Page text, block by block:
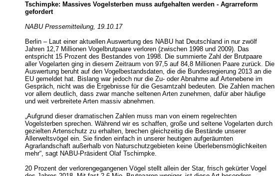
Tschimpke: Massives Vogelsterben muss aufgehalten werden - Agrarreform
gefordert
NABU Pressemitteilung, 19.10.17
Berlin – Laut einer aktuellen Auswertung des NABU hat Deutschland in nur zwölf
Jahren 12,7 Millionen Vogelbrutpaare verloren (zwischen 1998 und 2009). Das
entspricht 15 Prozent des Bestandes von 1998. Die summierte Zahl der Brutpaare
aller Vogelarten ging in diesem Zeitraum von 97,5 auf 84,8 Millionen Paare zurück. Die
Auswertung beruht auf den Vogelbestandsdaten, die die Bundesregierung 2013 an die
EU gemeldet hat. Bislang war jedoch nur die Zu- oder Abnahme auf Artenebene im
Gespräch, nicht was die Ergebnisse für die Gesamtzahl bedeuten. Die Zahlen machen
vor allem deutlich, dass zwar manche seltenen Arten zunehmen, dafür aber häufige
und weit verbreitete Arten massiv abnehmen.
„Aufgrund dieser dramatischen Zahlen muss man von einem regelrechten
Vogelsterben sprechen. Während wir es schaffen, große und seltene Vogelarten durch
gezielten Artenschutz zu erhalten, brechen gleichzeitig die Bestände unserer
Allerweltsvögel ein. Sie finden einfach in unserer heutigen aufgeräumten
Agrarlandschaft außerhalb von Naturschutzgebieten keine Überlebensmöglichkeiten
mehr“, sagt NABU-Präsident Olaf Tschimpke.
20 Prozent der verlorengegangenen Vögel stellt allein der Star, frisch gekürter Vogel